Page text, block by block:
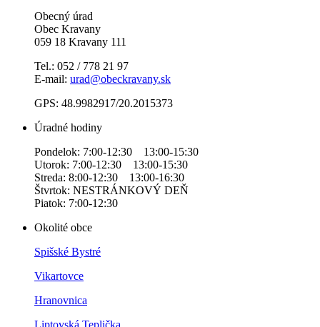
Obecný úrad
Obec Kravany
059 18 Kravany 111
Tel.: 052 / 778 21 97
E-mail: urad@obeckravany.sk
GPS: 48.9982917/20.2015373
Úradné hodiny
Pondelok: 7:00-12:30 13:00-15:30
Utorok: 7:00-12:30 13:00-15:30
Streda: 8:00-12:30 13:00-16:30
Štvrtok: NESTRÁNKOVÝ DEŇ
Piatok: 7:00-12:30
Okolité obce
Spišské Bystré
Vikartovce
Hranovnica
Liptovská Teplička